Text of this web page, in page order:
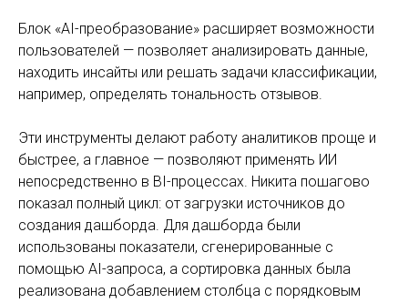
Блок «AI-преобразование» расширяет возможности
пользователей — позволяет анализировать данные,
находить инсайты или решать задачи классификации,
например, определять тональность отзывов.
Эти инструменты делают работу аналитиков проще и
быстрее, а главное — позволяют применять ИИ
непосредственно в BI-процессах. Никита пошагово
показал полный цикл: от загрузки источников до
создания дашборда. Для дашборда были
использованы показатели, сгенерированные с
помощью AI-запроса, а сортировка данных была
реализована добавлением столбца с порядковым